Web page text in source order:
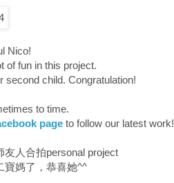
Nico!
of fun in this project.
second child. Congratulation!
to time.
page to follow our latest work!
人合拍personal project
寶媽了，恭喜她^^